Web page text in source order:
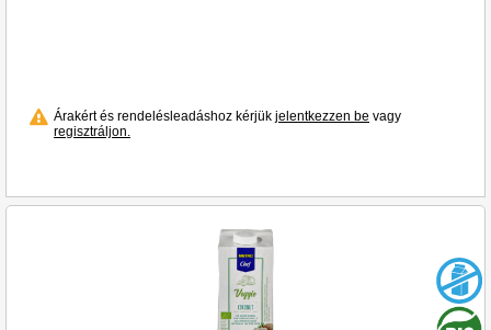
Árakért és rendelésleadáshoz kérjük jelentkezzen be vagy
regisztráljon.